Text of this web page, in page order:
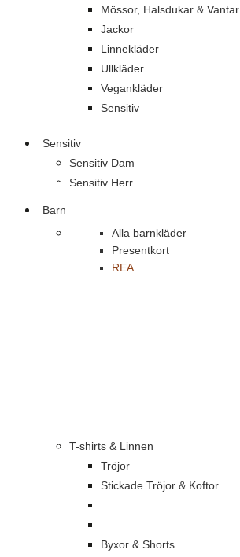
Mössor, Halsdukar & Vantar
Jackor
Linnekläder
Ullkläder
Vegankläder
Sensitiv
Sensitiv
Sensitiv Dam
Sensitiv Herr
Barn
Alla barnkläder
Presentkort
REA
T-shirts & Linnen
Tröjor
Stickade Tröjor & Koftor
Byxor & Shorts